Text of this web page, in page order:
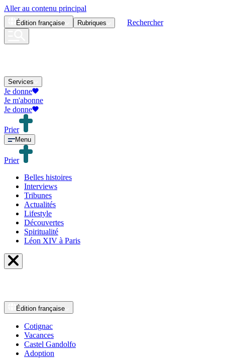
Aller au contenu principal
Édition française Rubriques Rechercher
Services
Je donne
Je m'abonne
Je donne
Prier
Menu
Prier
Belles histoires
Interviews
Tribunes
Actualités
Lifestyle
Découvertes
Spiritualité
Léon XIV à Paris
Édition française
Cotignac
Vacances
Castel Gandolfo
Adoption